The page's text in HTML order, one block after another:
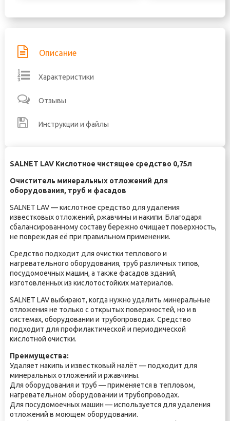
Описание
Характеристики
Отзывы
Инструкции и файлы
SALNET LAV Кислотное чистящее средство 0,75л
Очиститель минеральных отложений для
оборудования, труб и фасадов
SALNET LAV — кислотное средство для удаления
известковых отложений, ржавчины и накипи. Благодаря
сбалансированному составу бережно очищает поверхность,
не повреждая её при правильном применении.
Средство подходит для очистки теплового и
нагревательного оборудования, труб различных типов,
посудомоечных машин, а также фасадов зданий,
изготовленных из кислотостойких материалов.
SALNET LAV выбирают, когда нужно удалить минеральные
отложения не только с открытых поверхностей, но и в
системах, оборудовании и трубопроводах. Средство
подходит для профилактической и периодической
кислотной очистки.
Преимущества:
Удаляет накипь и известковый налёт — подходит для
минеральных отложений и ржавчины.
Для оборудования и труб — применяется в тепловом,
нагревательном оборудовании и трубопроводах.
Для посудомоечных машин — используется для удаления
отложений в моющем оборудовании.